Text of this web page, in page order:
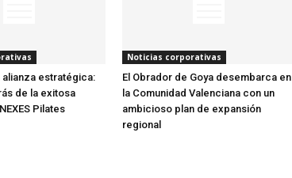
alianza estratégica:
de la exitosa
Pilates
Noticias corporativas
El Obrador de Goya desembarca en
la Comunidad Valenciana con un
ambicioso plan de expansión
regional